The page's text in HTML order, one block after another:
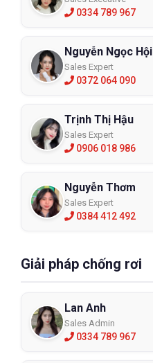
0334 789 967
Nguyễn Ngọc Hội
Sales Expert
0372 064 090
Trịnh Thị Hậu
Sales Expert
0906 018 986
Nguyễn Thơm
Sales Expert
0384 412 492
Giải pháp chống rơi
Lan Anh
Sales Admin
0334 789 967